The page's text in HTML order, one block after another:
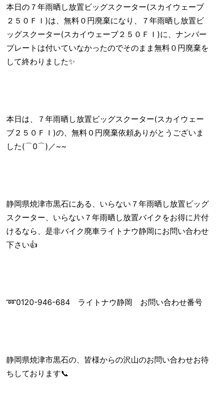
本日の７年雨晒し放置ビッグスクーター(スカイウェーブ
２５０ＦＩ)は、無料０円廃棄になり、７年雨晒し放置ビ
ッグスクーター(スカイウェーブ２５０ＦＩ)に、ナンバー
プレートは付いていなかったのでそのまま無料０円廃棄を
して終わりました✨
本日は、７年雨晒し放置ビッグスクーター(スカイウェー
ブ２５０ＦＩ)の、無料０円廃棄依頼ありがとうございま
した(⌒0⌒)／~~
静岡県焼津市黒石にある、いらない７年雨晒し放置ビッグ
スクーター、いらない７年雨晒し放置バイクをお得に片付
けるなら、是非バイク廃車ライトナウ静岡にお問い合わせ
下さい👍
➿0120-946-684 ライトナウ静岡 お問い合わせ番号
静岡県焼津市黒石の、皆様からの沢山のお問い合わせお待
ちしております📞